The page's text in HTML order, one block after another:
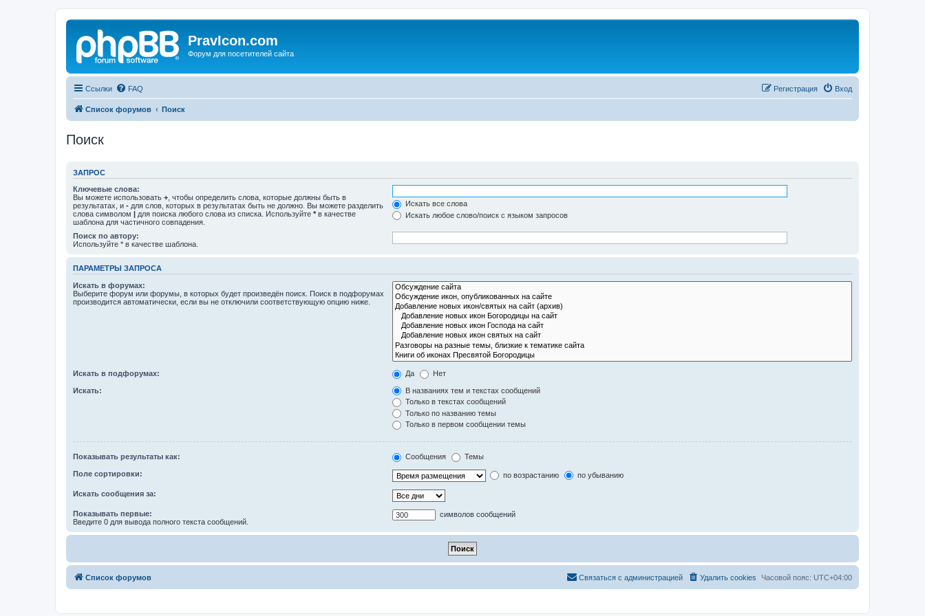
PravIcon.com
Форум для посетителей сайта
Ссылки FAQ Вход
Регистрация
Список форумов Поиск
Поиск
ЗАПРОС
Ключевые слова:
Вы можете использовать + , чтобы определить слова, которые должны быть в
результатах, и - для слов, которых в результатах быть не должно. Вы можете разделить
слова символом | для поиска любого слова из списка. Используйте * в качестве
шаблона для частичного совпадения.
Искать все слова
Искать любое слово/поиск с языком запросов
Поиск по автору:
Используйте * в качестве шаблона.
ПАРАМЕТРЫ ЗАПРОСА
Искать в форумах:
Выберите форум или форумы, в которых будет произведён поиск. Поиск в подфорумах
производится автоматически, если вы не отключили соответствующую опцию ниже.
Искать в подфорумах: Да Нет
Искать:
В названиях тем и текстах сообщений
Только в текстах сообщений
Только по названию темы
Только в первом сообщении темы
Показывать результаты как: Сообщения Темы
Поле сортировки: по возрастанию по убыванию
Искать сообщения за:
Показывать первые:
Введите 0 для вывода полного текста сообщений.
символов сообщений
Список форумов Часовой пояс: UTC+04:00
Удалить cookies
Связаться с администрацией